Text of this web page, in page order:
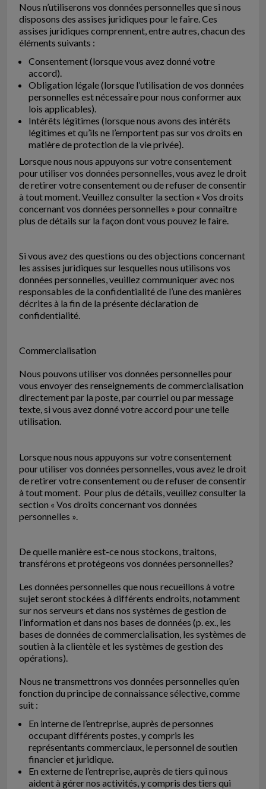
Nous n’utiliserons vos données personnelles que si nous
disposons des assises juridiques pour le faire. Ces
assises juridiques comprennent, entre autres, chacun des
éléments suivants :
Consentement (lorsque vous avez donné votre
accord).
Obligation légale (lorsque l’utilisation de vos données
personnelles est nécessaire pour nous conformer aux
lois applicables).
Intérêts légitimes (lorsque nous avons des intérêts
légitimes et qu’ils ne l’emportent pas sur vos droits en
matière de protection de la vie privée).
Lorsque nous nous appuyons sur votre consentement
pour utiliser vos données personnelles, vous avez le droit
de retirer votre consentement ou de refuser de consentir
à tout moment. Veuillez consulter la section « Vos droits
concernant vos données personnelles » pour connaître
plus de détails sur la façon dont vous pouvez le faire.
Si vous avez des questions ou des objections concernant
les assises juridiques sur lesquelles nous utilisons vos
données personnelles, veuillez communiquer avec nos
responsables de la confidentialité de l’une des manières
décrites à la fin de la présente déclaration de
confidentialité.
Commercialisation
Nous pouvons utiliser vos données personnelles pour
vous envoyer des renseignements de commercialisation
directement par la poste, par courriel ou par message
texte, si vous avez donné votre accord pour une telle
utilisation.
Lorsque nous nous appuyons sur votre consentement
pour utiliser vos données personnelles, vous avez le droit
de retirer votre consentement ou de refuser de consentir
à tout moment. Pour plus de détails, veuillez consulter la
section « Vos droits concernant vos données
personnelles ».
De quelle manière est-ce nous stockons, traitons,
transférons et protégeons vos données personnelles?
Les données personnelles que nous recueillons à votre
sujet seront stockées à différents endroits, notamment
sur nos serveurs et dans nos systèmes de gestion de
l’information et dans nos bases de données (p. ex., les
bases de données de commercialisation, les systèmes de
soutien à la clientèle et les systèmes de gestion des
opérations).
Nous ne transmettrons vos données personnelles qu’en
fonction du principe de connaissance sélective, comme
suit :
En interne de l’entreprise, auprès de personnes
occupant différents postes, y compris les
représentants commerciaux, le personnel de soutien
financier et juridique.
En externe de l’entreprise, auprès de tiers qui nous
aident à gérer nos activités, y compris des tiers qui